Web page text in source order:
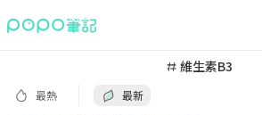
維生素B3
最熱 最新